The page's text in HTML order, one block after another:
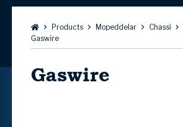
Bläddra:Products Mopeddelar Chassi
Gaswire
Gaswire